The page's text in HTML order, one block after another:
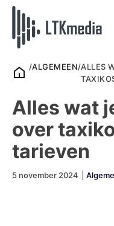
/ALGEMEEN/ALLES
Alles wat
over
tarieven
5 november 2024